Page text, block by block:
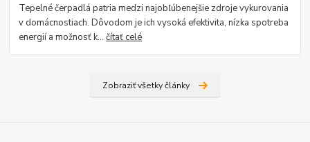
Tepelné čerpadlá patria medzi najobľúbenejšie zdroje vykurovania
v domácnostiach. Dôvodom je ich vysoká efektivita, nízka spotreba
energií a možnosť k...čítať celé
Zobraziť všetky články